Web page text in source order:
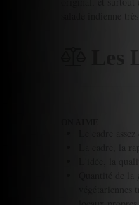
salade indienne
Les
Le cadre
La cadre, la
L'idée, la
Quantité de